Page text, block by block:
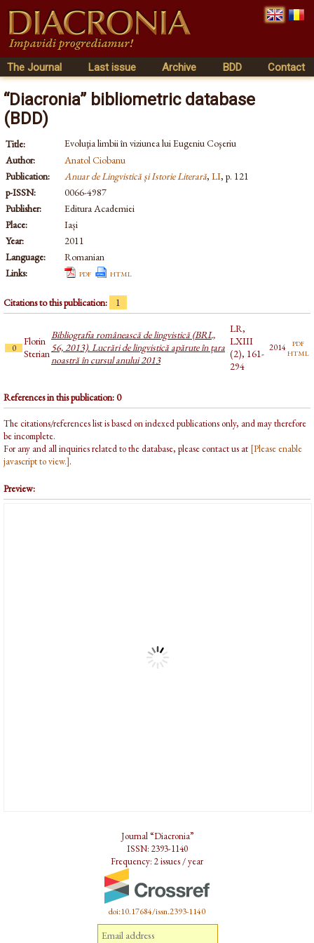
The Journal Last issue Archive BDD Contact
“Diacronia” bibliometric database
(BDD)
Title:
Evoluţia limbii în viziunea lui Eugeniu Coşeriu
Author:
Anatol Ciobanu
Publication:
Anuar de Lingvistică și Istorie Literară, LI, p. 121
p-ISSN:
0066-4987
Publisher:
Editura Academiei
Place:
Iași
Year:
2011
Language:
Romanian
Links:
pdf html
Citations to this publication: 1
0
Florin
Sterian
Bibliografia românească de lingvistică (BRL,
56, 2013). Lucrări de lingvistică apărute în țara
noastră în cursul anului 2013
LR,
LXIII
(2), 161-
294
2014 pdf
html
References in this publication: 0
The citations/references list is based on indexed publications only, and may therefore
be incomplete.
For any and all inquiries related to the database, please contact us at [Please enable
javascript to view.].
Preview:
Journal “Diacronia”
ISSN: 2393-1140
Frequency: 2 issues / year
doi:10.17684/issn.2393-1140